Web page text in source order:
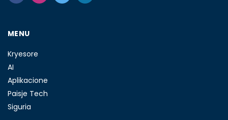
MENU
Kryesore
AI
Aplikacione
Paisje Tech
Siguria